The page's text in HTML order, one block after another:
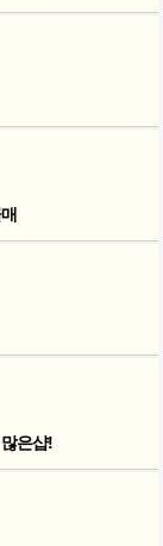
은샵!